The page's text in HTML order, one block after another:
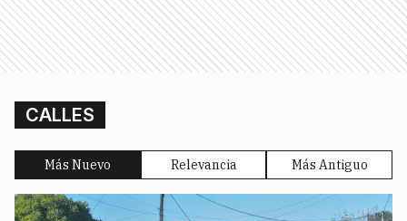
CALLES
Más Nuevo Relevancia Más Antiguo